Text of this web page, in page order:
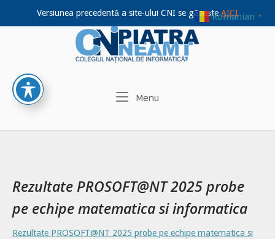
Versiunea precedentă a site-ului CNI se găseșteAICI
Home
Menu
Rezultate PROSOFT@NT 2025 probe
pe echipe matematica si informatica
Rezultate PROSOFT@NT 2025 probe pe echipe matematica si
Romanian ▼